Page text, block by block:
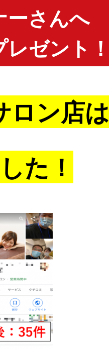
ーさんへ
ゼント！
ロン店は
た！